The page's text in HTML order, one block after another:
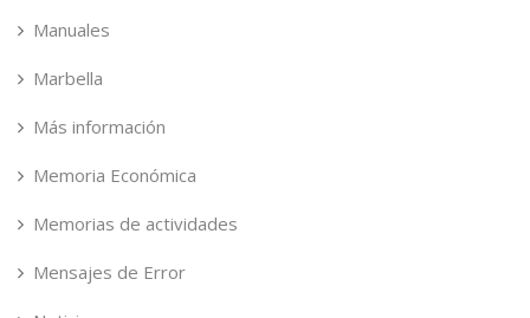
Manuales
Marbella
Más información
Memoria Económica
Memorias de actividades
Mensajes de Error